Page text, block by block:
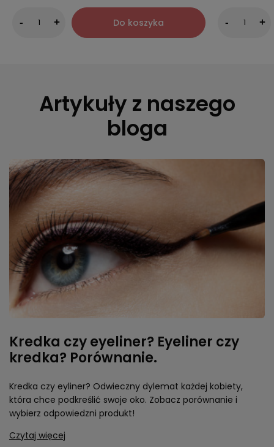
- + Do koszyka - +
Artykuły z naszego
bloga
Kredka czy eyeliner? Eyeliner czy
kredka? Porównanie.
Kredka czy eyliner? Odwieczny dylemat każdej kobiety,
która chce podkreślić swoje oko. Zobacz porównanie i
wybierz odpowiedzni produkt!
Czytaj więcej